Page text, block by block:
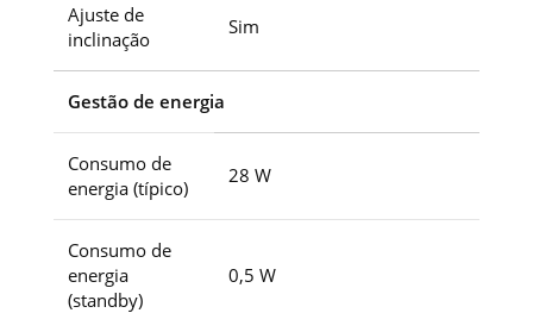
Ajuste de
inclinação
Sim
Gestão de energia
Consumo de
energia (típico)
28 W
Consumo de
energia
(standby)
0,5 W